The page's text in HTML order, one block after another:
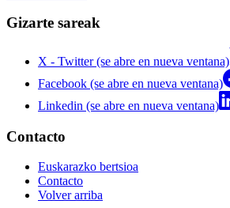
Gizarte sareak
X - Twitter (se abre en nueva ventana)
Facebook (se abre en nueva ventana)
Linkedin (se abre en nueva ventana)
Contacto
Euskarazko bertsioa
Contacto
Volver arriba